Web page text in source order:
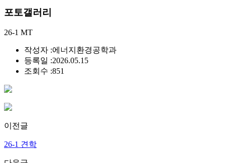
포토갤러리
26-1 MT
작성자 :에너지환경공학과
등록일 :2026.05.15
조회수 :851
이전글
26-1 견학